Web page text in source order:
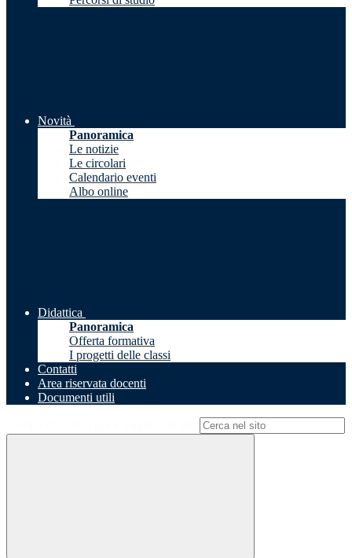
Novità
Panoramica
Le notizie
Le circolari
Calendario eventi
Albo online
Didattica
Panoramica
Offerta formativa
I progetti delle classi
Contatti
Area riservata docenti
Documenti utili